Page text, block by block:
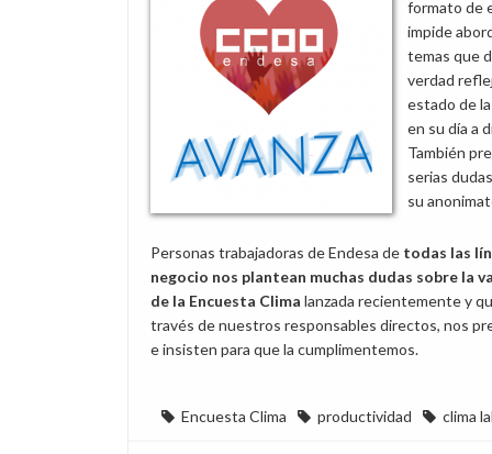
Accionistas
2026
formato de
impide
temas que
verdad
estado de
en su día a
También
serias
su
Personas trabajadoras de Endesa de todas las
negocio nos plantean muchas dudas sobre la
de la Encuesta Clima lanzada recientemente y
través de nuestros responsables directos, nos
e insisten para que la cumplimentemos.
Encuesta Clima productividad clima